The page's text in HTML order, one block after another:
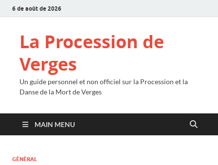
6 de août de 2026
La Procession de
Verges
Un guide personnel et non officiel sur la Procession et la
Danse de la Mort de Verges
MAIN MENU
GÉNÉRAL